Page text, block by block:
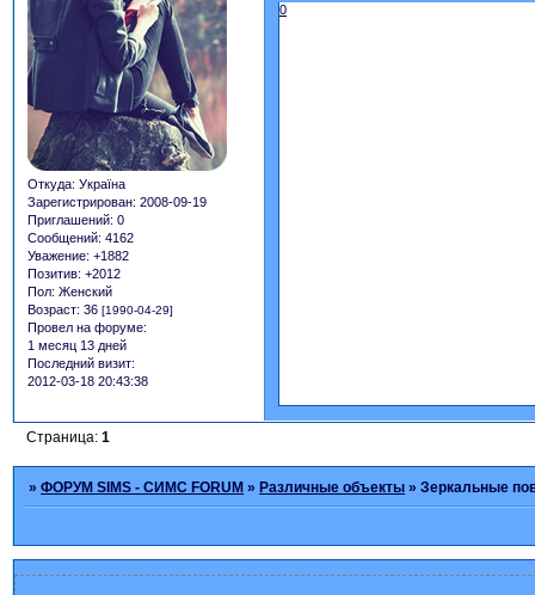
Откуда: Україна
Зарегистрирован: 2008-09-19
Приглашений: 0
Сообщений: 4162
Уважение: +1882
Позитив: +2012
Пол: Женский
Возраст: 36 [1990-04-29]
Провел на форуме:
1 месяц 13 дней
Последний визит:
2012-03-18 20:43:38
0
Страница:1
»ФОРУМ SIMS - СИМС FORUM » Различные объекты »Зеркальные